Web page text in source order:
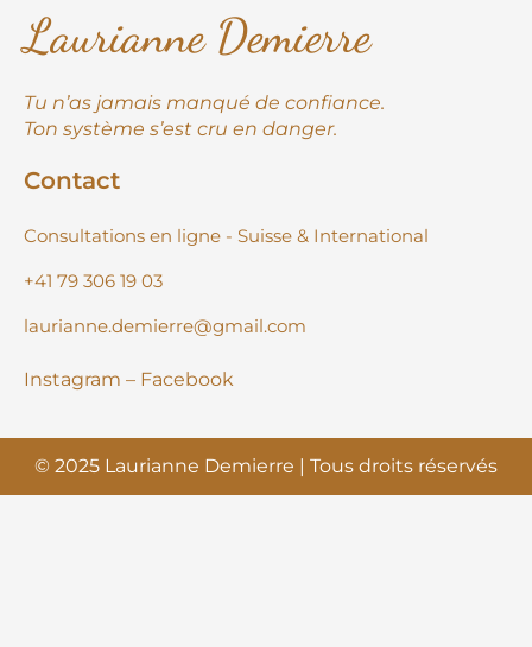
Laurianne Demierre
Tu n’as jamais manqué de confiance.
Ton système s’est cru en danger.
Contact
Consultations en ligne - Suisse & International
+41 79 306 19 03
laurianne.demierre@gmail.com
Instagram – Facebook
© 2025 Laurianne Demierre | Tous droits réservés